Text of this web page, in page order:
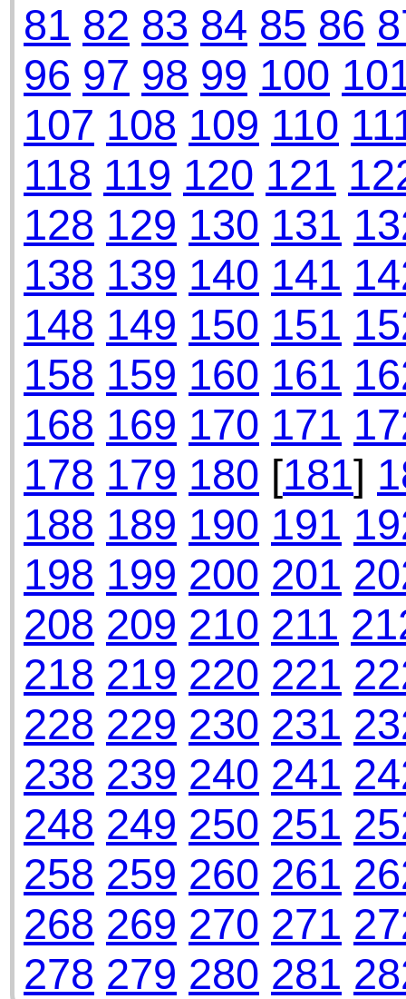
81 82 83 84 85 86
96 97 98 99 100
107 108 109 110
118 119 120 121
128 129 130 131
138 139 140 141
148 149 150 151
158 159 160 161
168 169 170 171
178 179 180 [181]
188 189 190 191
198 199 200 201
208 209 210 211
218 219 220 221
228 229 230 231
238 239 240 241
248 249 250 251
258 259 260 261
268 269 270 271
278 279 280 281